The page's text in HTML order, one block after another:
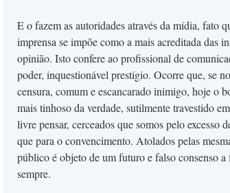
E o fazem as autoridades através da mídia, fato
imprensa se impõe como a mais acreditada das
opinião. Isto confere ao profissional de
poder, inquestionável prestígio. Ocorre que, se
censura, comum e escancarado inimigo, hoje o
mais tinhoso da verdade, sutilmente travestido
livre pensar, cerceados que somos pelo excesso
que para o convencimento. Atolados pelas
público é objeto de um futuro e falso consenso
sempre.